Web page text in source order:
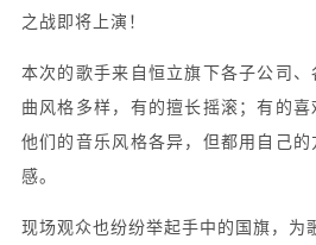
之战即将上演！
本次的歌手来自恒立旗下各子公司
曲风格多样，有的擅长摇滚；有的喜
他们的音乐风格各异，但都用自己
感。
现场观众也纷纷举起手中的国旗，为